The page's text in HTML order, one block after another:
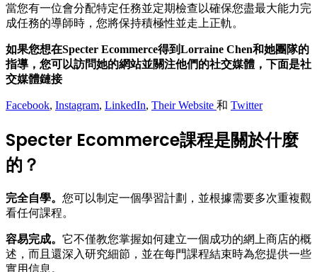
當您有一位會分配特定任務並定期檢查以確保您盡最大能力完
成任務的導師時，您將保持積極性並走上正軌。
如果您想在Specter Ecommerce得到Lorraine Chen和她團隊的
指導，您可以訪問她的網站並關注他們的社交媒體，下面是社
交媒體鏈接
Facebook, Instagram, LinkedIn, Their Website 和 Twitter
Specter Ecommerce課程是關於什麼
的？
完全自學。 您可以制定一個學習計劃，並根據需要多次重複觀
看任何課程。
容易完成。 它不僅教您掌握如何建立一個成功的網上商店的概
述，而且還深入研究細節，並在每門課程結束時為您提供一些
實用信息。